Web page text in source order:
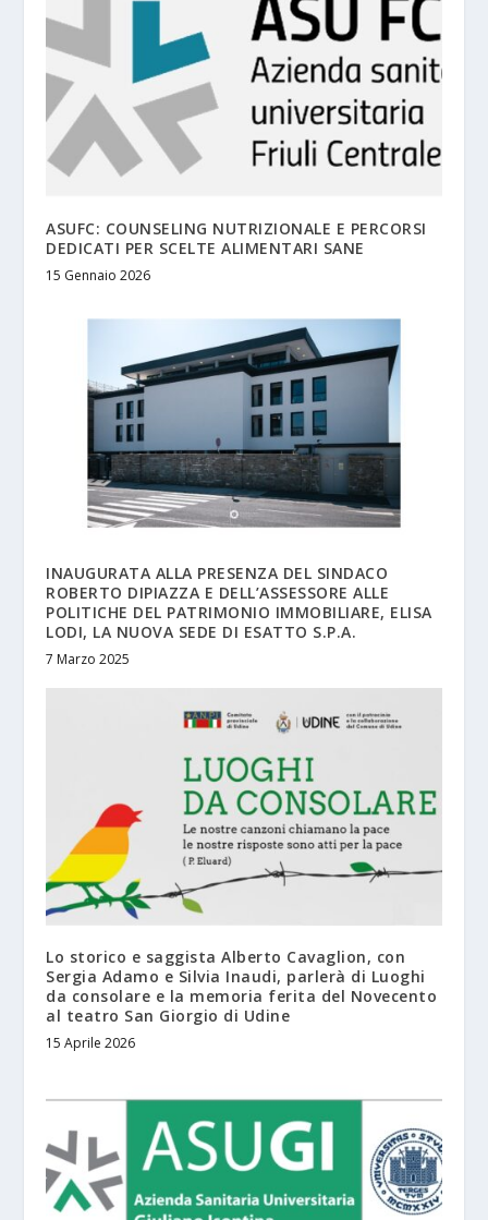
ASUFC: COUNSELING NUTRIZIONALE E PERCORSI
DEDICATI PER SCELTE ALIMENTARI SANE
15 Gennaio 2026
INAUGURATA ALLA PRESENZA DEL SINDACO
ROBERTO DIPIAZZA E DELL’ASSESSORE ALLE
POLITICHE DEL PATRIMONIO IMMOBILIARE, ELISA
LODI, LA NUOVA SEDE DI ESATTO S.P.A.
7 Marzo 2025
Lo storico e saggista Alberto Cavaglion, con
Sergia Adamo e Silvia Inaudi, parlerà di Luoghi
da consolare e la memoria ferita del Novecento
al teatro San Giorgio di Udine
15 Aprile 2026